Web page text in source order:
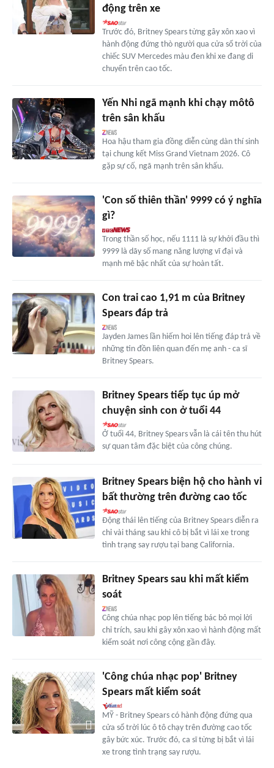
động trên xe
Trước đó, Britney Spears từng gây xôn xao vì
hành động đứng thò người qua cửa sổ trời của
chiếc SUV Mercedes màu đen khi xe đang di
chuyển trên cao tốc.
Yến Nhi ngã mạnh khi chạy môtô
trên sân khấu
Hoa hậu tham gia đồng diễn cùng dàn thí sinh
tại chung kết Miss Grand Vietnam 2026. Cô
gặp sự cố, ngã mạnh trên sân khấu.
'Con số thiên thần' 9999 có ý nghĩa
gì?
Trong thần số học, nếu 1111 là sự khởi đầu thì
9999 là dãy số mang năng lượng vĩ đại và
mạnh mẽ bậc nhất của sự hoàn tất.
Con trai cao 1,91 m của Britney
Spears đáp trả
Jayden James lần hiếm hoi lên tiếng đáp trả về
những tin đồn liên quan đến mẹ anh - ca sĩ
Britney Spears.
Britney Spears tiếp tục úp mở
chuyện sinh con ở tuổi 44
Ở tuổi 44, Britney Spears vẫn là cái tên thu hút
sự quan tâm đặc biệt của công chúng.
Britney Spears biện hộ cho hành vi
bất thường trên đường cao tốc
Động thái lên tiếng của Britney Spears diễn ra
chỉ vài tháng sau khi cô bị bắt vì lái xe trong
tình trạng say rượu tại bang California.
Britney Spears sau khi mất kiểm
soát
Công chúa nhạc pop lên tiếng bác bỏ mọi lời
chỉ trích, sau khi gây xôn xao vì hành động mất
kiểm soát nơi công cộng gần đây.
'Công chúa nhạc pop' Britney
Spears mất kiểm soát
MỸ - Britney Spears có hành động đứng qua
cửa sổ trời lúc ô tô chạy trên đường cao tốc
gây bức xúc. Trước đó, ca sĩ từng bị bắt vì lái
xe trong tình trạng say rượu.